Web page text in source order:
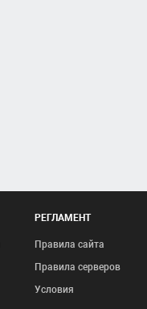
РЕГЛАМЕНТ
Правила сайта
Правила серверов
Условия